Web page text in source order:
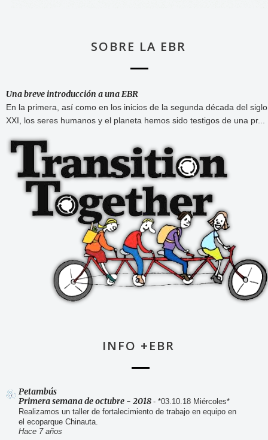
SOBRE LA EBR
Una breve introducción a una EBR
En la primera, así como en los inicios de la segunda década del siglo
XXI, los seres humanos y el planeta hemos sido testigos de una pr...
INFO +EBR
Petambús
Primera semana de octubre - 2018 - *03.10.18 Miércoles*
Realizamos un taller de fortalecimiento de trabajo en equipo en
el ecoparque Chinauta.
Hace 7 años